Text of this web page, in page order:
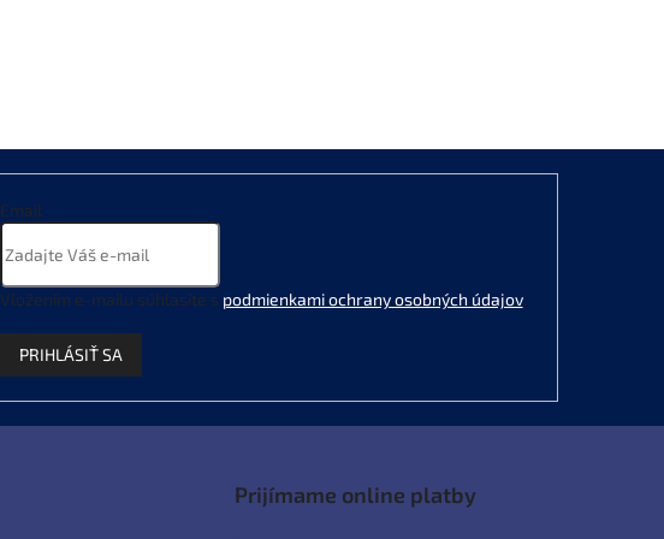
Email
Vložením e-mailu súhlasíte s podmienkami ochrany osobných údajov.
PRIHLÁSIŤ SA
Prijímame online platby